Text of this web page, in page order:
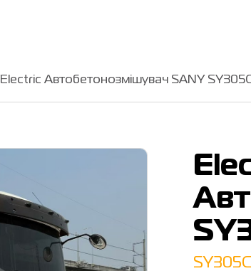
Electric Автобетонозмішувач SANY